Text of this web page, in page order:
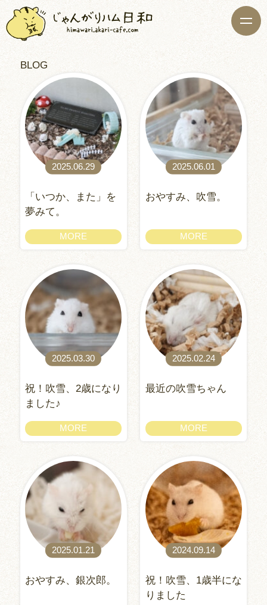
BLOG
2025.06.29
「いつか、また」を
夢みて。
MORE
2025.06.01
おやすみ、吹雪。
MORE
2025.03.30
祝！吹雪、2歳になり
ました♪
MORE
2025.02.24
最近の吹雪ちゃん
MORE
2025.01.21
おやすみ、銀次郎。
2024.09.14
祝！吹雪、1歳半にな
りました